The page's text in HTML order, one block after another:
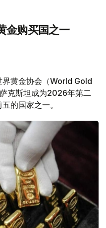
金购买国之一
界黄金协会（World Gold
克斯坦成为2026年第二
的国家之一。